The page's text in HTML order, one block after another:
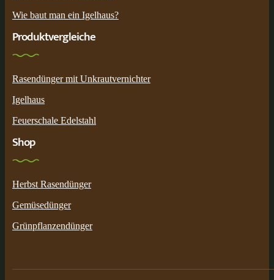
Wie baut man ein Igelhaus?
Produktvergleiche
Rasendünger mit Unkrautvernichter
Igelhaus
Feuerschale Edelstahl
Shop
Herbst Rasendünger
Gemüsedünger
Grünpflanzendünger